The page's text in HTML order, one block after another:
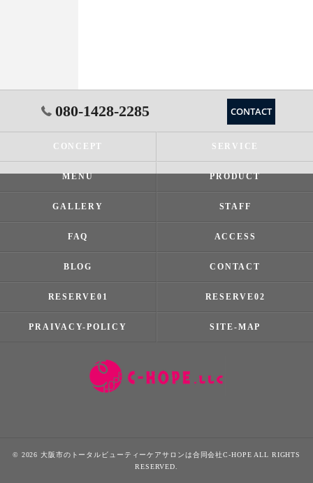
080-1428-2285 CONTACT
CONCEPT SERVICE
MENU PRODUCT
GALLERY STAFF
FAQ ACCESS
BLOG CONTACT
RESERVE01 RESERVE02
PRAIVACY-POLICY SITE-MAP
© 2026 大阪市のトータルビューティーケアサロンは合同会社C-HOPE ALL RIGHTS
RESERVED.